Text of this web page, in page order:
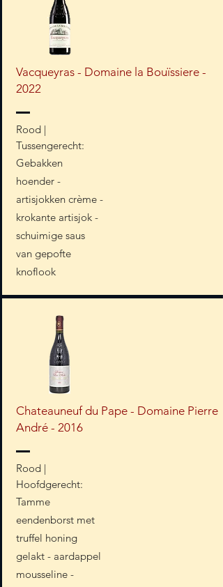
Vacqueyras - Domaine la Bouïssiere -
2022
Rood |
Tussengerecht:
Gebakken
hoender -
artisjokken crème -
krokante artisjok -
schuimige saus
van gepofte
knoflook
Chateauneuf du Pape - Domaine Pierre
André - 2016
Rood |
Hoofdgerecht:
Tamme
eendenborst met
truffel honing
gelakt - aardappel
mousseline -